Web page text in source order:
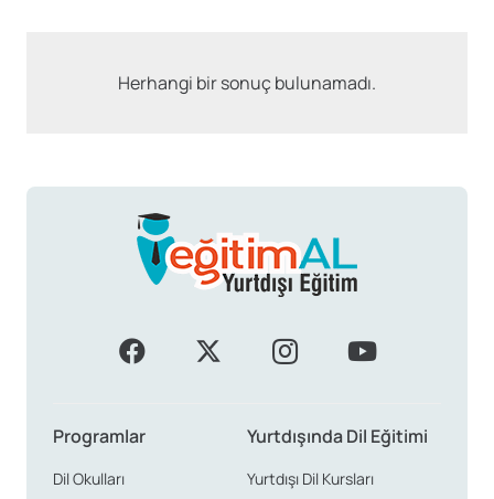
Herhangi bir sonuç bulunamadı.
Programlar
Dil Okulları
Yurtdışında Dil Eğitimi
Yurtdışı Dil Kursları